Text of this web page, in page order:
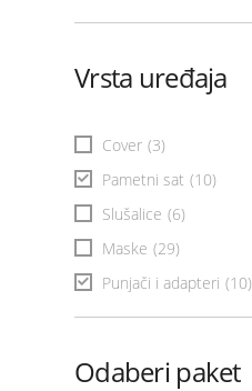
Vrsta uređaja
Cover (3)
Pametni sat (10)
Slušalice (6)
Maske (29)
Punjači i adapteri (10)
Odaberi paket